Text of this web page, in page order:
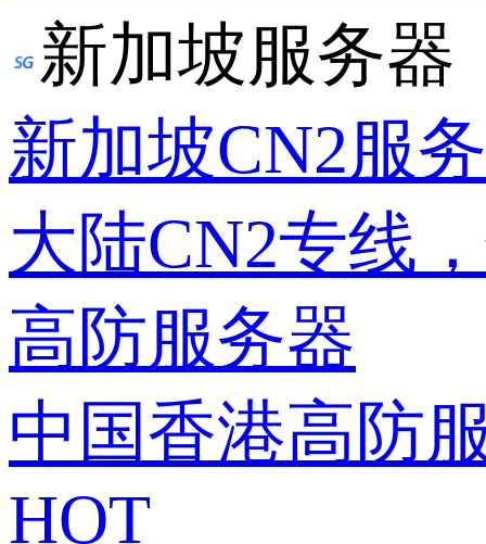
新加坡服务器
新加坡CN2服
大陆CN2专线
高防服务器
中国香港高防
HOT